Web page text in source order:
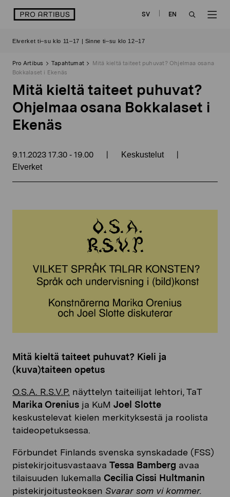
sisältöön
logo SV
EN
Elverket ti–su klo 11–17 | Sinne ti–su klo 12–17
Pro Artibus Tapahtumat
Mitä kieltä taiteet puhuvat? Ohjelmaa osana
Bokkalaset i Ekenäs
Mitä kieltä taiteet puhuvat?
Ohjelmaa osana Bokkalaset i
Ekenäs
9.11.2023 17.30 - 19.00 | Keskustelut |
Elverket
Mitä kieltä taiteet puhuvat? Kieli ja
(kuva)taiteen opetus
O.S.A. R.S.V.P. näyttelyn taiteilijat lehtori, TaT
Marika Orenius ja KuM Joel Slotte
keskustelevat kielen merkityksestä ja roolista
taideopetuksessa.
Förbundet Finlands svenska synskadade (FSS)
pistekirjoitusvastaava Tessa Bamberg avaa
tilaisuuden lukemalla Cecilia Cissi Hultmanin
pistekirjoitusteoksen Svarar som vi kommer.